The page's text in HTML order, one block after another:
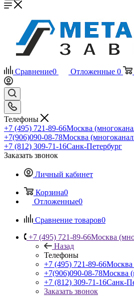
Сравнение0 Отложенные 0
Телефоны
+7 (495) 721-89-66Москва
+7(906)090-08-78Москва
+7 (812) 309-71-16Санк-Петербург
Заказать звонок
Личный кабинет
Корзина0
Отложенные0
Сравнение товаров0
+7 (495) 721-89-66Москва
Назад
Телефоны
+7 (495) 721-89-66Москва
+7(906)090-08-78Москва
+7 (812) 309-71-16Санк-
Заказать звонок